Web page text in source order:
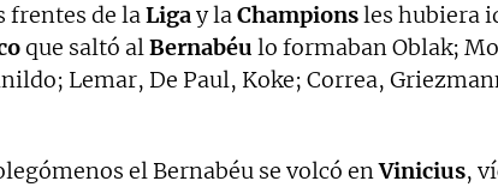
frentes de laLigay laChampionsles hubiera
que saltó alBernabéu lo formaban Oblak;
Lemar, De Paul, Koke; Correa,
el Bernabéu se volcó enVinicius,